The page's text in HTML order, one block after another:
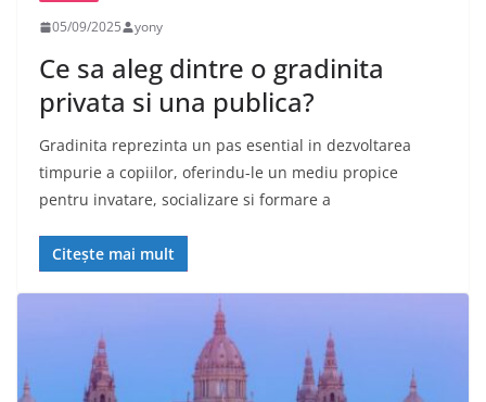
05/09/2025 yony
Ce sa aleg dintre o gradinita
privata si una publica?
Gradinita reprezinta un pas esential in dezvoltarea
timpurie a copiilor, oferindu-le un mediu propice
pentru invatare, socializare si formare a
Citește mai mult